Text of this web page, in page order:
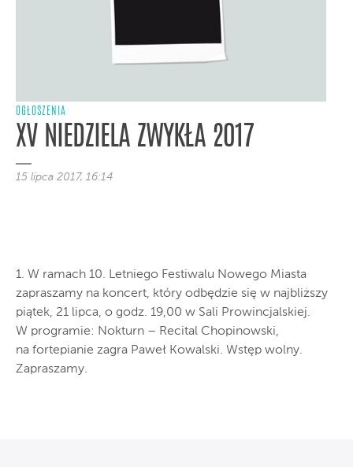
OGŁOSZENIA
XV NIEDZIELA ZWYKŁA 2017
15 lipca 2017, 16:14
1. W ramach 10. Letniego Festiwalu Nowego Miasta
zapraszamy na koncert, który odbędzie się w najbliższy
piątek, 21 lipca, o godz. 19,00 w Sali Prowincjalskiej.
W programie: Nokturn – Recital Chopinowski,
na fortepianie zagra Paweł Kowalski. Wstęp wolny.
Zapraszamy.